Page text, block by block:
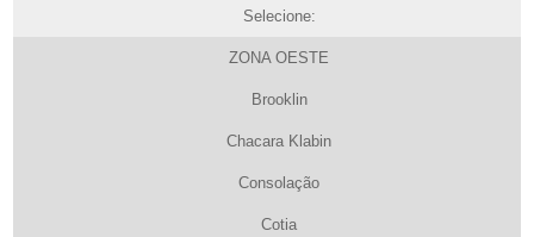
Selecione:
ZONA OESTE
Brooklin
Chacara Klabin
Consolação
Cotia